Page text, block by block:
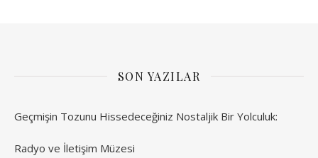
SON YAZILAR
Geçmişin Tozunu Hissedeceğiniz Nostaljik Bir Yolculuk:
Radyo ve İletişim Müzesi